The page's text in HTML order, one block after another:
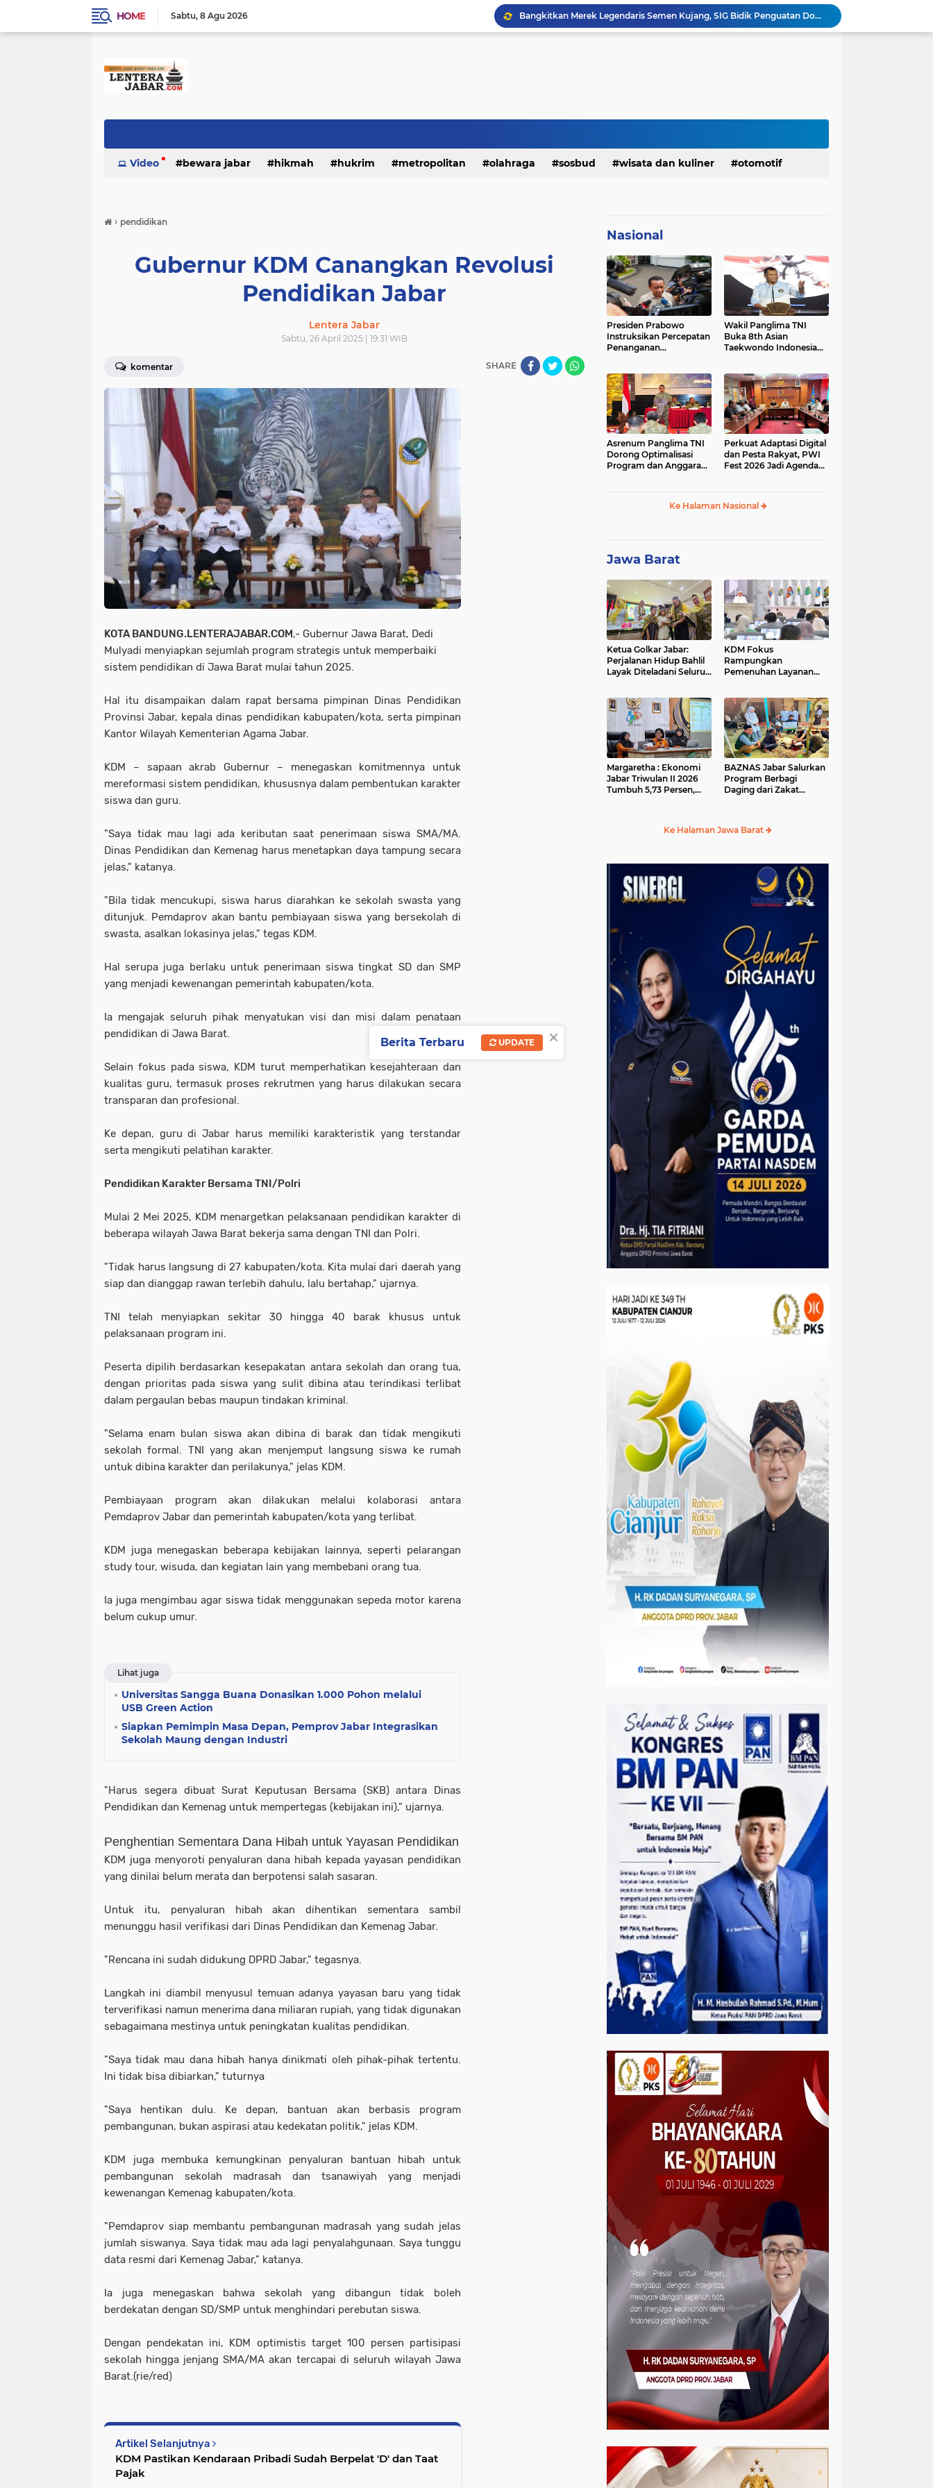
HOME Sabtu 8 Agu 2026 Bangkitkan Merek Legendaris Semen Kujang, SIG Bidik Penguatan Dominasi Pasar Jawa BaratKetua Golkar Jabar: Perjalanan Hidup Bahlil Layak Diteladani Seluruh Kader Partai
KDM Fokus Rampungkan Pemenuhan Layanan Dasar dan Konektivitas Wilayah pada 2027
Jelang Konferprov PWI Jabar, Bos Ayo Media Sambangi Rumah PWI Kota Bogor
Video bewara jabar hikmah hukrim metropolitan olahraga sosbud wisata dan kuliner otomotif
› pendidikan
Gubernur KDM Canangkan Revolusi
Pendidikan Jabar
Lentera Jabar
Sabtu, 26 April 2025 | 19:31 WIB
komentar SHARE
KOTA BANDUNG.LENTERAJABAR.COM,- Gubernur Jawa Barat, Dedi
Mulyadi menyiapkan sejumlah program strategis untuk memperbaiki
sistem pendidikan di Jawa Barat mulai tahun 2025.
Hal itu disampaikan dalam rapat bersama pimpinan Dinas Pendidikan
Provinsi Jabar, kepala dinas pendidikan kabupaten/kota, serta pimpinan
Kantor Wilayah Kementerian Agama Jabar.
KDM – sapaan akrab Gubernur – menegaskan komitmennya untuk
mereformasi sistem pendidikan, khususnya dalam pembentukan karakter
siswa dan guru.
"Saya tidak mau lagi ada keributan saat penerimaan siswa SMA/MA.
Dinas Pendidikan dan Kemenag harus menetapkan daya tampung secara
jelas," katanya.
"Bila tidak mencukupi, siswa harus diarahkan ke sekolah swasta yang
ditunjuk. Pemdaprov akan bantu pembiayaan siswa yang bersekolah di
swasta, asalkan lokasinya jelas," tegas KDM.
Hal serupa juga berlaku untuk penerimaan siswa tingkat SD dan SMP
yang menjadi kewenangan pemerintah kabupaten/kota.
Ia mengajak seluruh pihak menyatukan visi dan misi dalam penataan
pendidikan di Jawa Barat.
Selain fokus pada siswa, KDM turut memperhatikan kesejahteraan dan
kualitas guru, termasuk proses rekrutmen yang harus dilakukan secara
transparan dan profesional.
Ke depan, guru di Jabar harus memiliki karakteristik yang terstandar
serta mengikuti pelatihan karakter.
Pendidikan Karakter Bersama TNI/Polri
Mulai 2 Mei 2025, KDM menargetkan pelaksanaan pendidikan karakter di
beberapa wilayah Jawa Barat bekerja sama dengan TNI dan Polri.
"Tidak harus langsung di 27 kabupaten/kota. Kita mulai dari daerah yang
siap dan dianggap rawan terlebih dahulu, lalu bertahap," ujarnya.
TNI telah menyiapkan sekitar 30 hingga 40 barak khusus untuk
pelaksanaan program ini.
Peserta dipilih berdasarkan kesepakatan antara sekolah dan orang tua,
dengan prioritas pada siswa yang sulit dibina atau terindikasi terlibat
dalam pergaulan bebas maupun tindakan kriminal.
"Selama enam bulan siswa akan dibina di barak dan tidak mengikuti
sekolah formal. TNI yang akan menjemput langsung siswa ke rumah
untuk dibina karakter dan perilakunya," jelas KDM.
Pembiayaan program akan dilakukan melalui kolaborasi antara
Pemdaprov Jabar dan pemerintah kabupaten/kota yang terlibat.
KDM juga menegaskan beberapa kebijakan lainnya, seperti pelarangan
study tour, wisuda, dan kegiatan lain yang membebani orang tua.
Ia juga mengimbau agar siswa tidak menggunakan sepeda motor karena
belum cukup umur.
Lihat juga
Universitas Sangga Buana Donasikan 1.000 Pohon melalui
USB Green Action
Siapkan Pemimpin Masa Depan, Pemprov Jabar Integrasikan
Sekolah Maung dengan Industri
"Harus segera dibuat Surat Keputusan Bersama (SKB) antara Dinas
Pendidikan dan Kemenag untuk mempertegas (kebijakan ini)," ujarnya.
Penghentian Sementara Dana Hibah untuk Yayasan Pendidikan
KDM juga menyoroti penyaluran dana hibah kepada yayasan pendidikan
yang dinilai belum merata dan berpotensi salah sasaran.
Untuk itu, penyaluran hibah akan dihentikan sementara sambil
menunggu hasil verifikasi dari Dinas Pendidikan dan Kemenag Jabar.
"Rencana ini sudah didukung DPRD Jabar," tegasnya.
Langkah ini diambil menyusul temuan adanya yayasan baru yang tidak
terverifikasi namun menerima dana miliaran rupiah, yang tidak digunakan
sebagaimana mestinya untuk peningkatan kualitas pendidikan.
"Saya tidak mau dana hibah hanya dinikmati oleh pihak-pihak tertentu.
Ini tidak bisa dibiarkan," tuturnya
"Saya hentikan dulu. Ke depan, bantuan akan berbasis program
pembangunan, bukan aspirasi atau kedekatan politik," jelas KDM.
KDM juga membuka kemungkinan penyaluran bantuan hibah untuk
pembangunan sekolah madrasah dan tsanawiyah yang menjadi
kewenangan Kemenag kabupaten/kota.
"Pemdaprov siap membantu pembangunan madrasah yang sudah jelas
jumlah siswanya. Saya tidak mau ada lagi penyalahgunaan. Saya tunggu
data resmi dari Kemenag Jabar," katanya.
Ia juga menegaskan bahwa sekolah yang dibangun tidak boleh
berdekatan dengan SD/SMP untuk menghindari perebutan siswa.
Dengan pendekatan ini, KDM optimistis target 100 persen partisipasi
sekolah hingga jenjang SMA/MA akan tercapai di seluruh wilayah Jawa
Barat.(rie/red)
Artikel Selanjutnya
KDM Pastikan Kendaraan Pribadi Sudah Berpelat 'D' dan Taat
Pajak
Nasional
Presiden Prabowo
Instruksikan Percepatan
Penanganan
BBM
Wakil Panglima TNI
Buka 8th Asian
Taekwondo Indonesia
Asrenum Panglima TNI
Dorong Optimalisasi
Program dan Anggaran
Perkuat Adaptasi Digital
dan Pesta Rakyat, PWI
Fest 2026 Jadi Agenda
Ke Halaman Nasional
Jawa Barat
Ketua Golkar Jabar:
Perjalanan Hidup Bahlil
Layak Diteladani Seluruh
KDM Fokus
Rampungkan
Pemenuhan Layanan
Margaretha : Ekonomi
Jabar Triwulan II 2026
Tumbuh 5,73 Persen,
BAZNAS Jabar Salurkan
Program Berbagi
Daging dari Zakat
Ke Halaman Jawa Barat
×
Berita Terbaru UPDATE